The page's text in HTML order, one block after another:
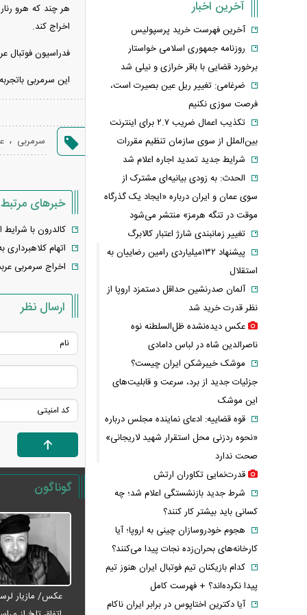
اخراج‌ کند.
فدراسیون فوتبال
این سرمربی
سرمربی ،
خبرهای مرتبط
کالدرون با
اتهام
اخراج سرمربی
ارسال نظر
گوناگون
عکس/ مازیار
آخرین اخبار
آخرین فهرست خرید پرسپولیس
روزنامه جمهوری اسلامی خواستار
برخورد قضایی با باقر خرازی و نیلی شد
ضرغامی: تغییر ریل عین بصیرت است،
فرصت سوزی نکنیم
تکذیب اعمال ضریب ۲.۷ برای اینترنت
بین‌الملل از سوی سازمان تنظیم مقررات
شرایط جدید تمدید اجاره اعلام شد
الحدث: به زودی بیانیه‌ای مشترک از
سوی عمان و ایران درباره «ایجاد یک گذرگاه
موقت در تنگه هرمز» منتشر می‌شود
تغییر زمانبندی‌ شارژ اعتبار کالابرگ
پیشنهاد ۱۳۲میلیاردی رامین رضاییان به
استقلال
آلمان صدرنشین حداقل دستمزد اروپا از
نظر قدرت خرید شد
عکس دیده‌نشده ظل‌السلطنه نوه
ناصرالدین شاه در لباس دامادی
موشک خیبرشکن ایران چیست؟
جزئیات جدید از برد، سرعت و قابلیت‌های
این موشک
قوه قضاییه: ادعای نماینده مجلس درباره
«نحوه ردزنی محل استقرار شهید لاریجانی»
صحت ندارد
قدرت‌نمایی تکاوران ارتش
شرط جدید بازنشستگی اعلام شد؛ چه
کسانی باید بیشتر کار کنند؟
هجوم خودروسازان چینی به اروپا؛ آیا
کارخانه‌های بحران‌زده نجات پیدا می‌کنند؟
کدام بازیکنان تیم فوتبال ایران هنوز تیم
پیدا نکرده‌اند؟ + فهرست کامل
آیا دکترین اختاپوس در برابر ایران ناکام